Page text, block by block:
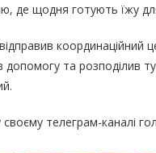
де щодня готують їжу
координаційний
допомогу та розподілив
телеграм-каналі